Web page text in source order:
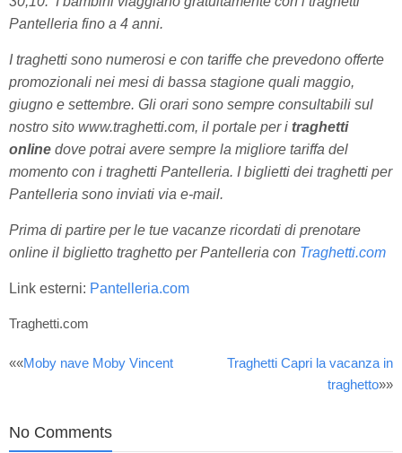
Pantelleria fino a 4 anni.
I traghetti sono numerosi e con tariffe che prevedono offerte
promozionali nei mesi di bassa stagione quali maggio,
giugno e settembre. Gli orari sono sempre consultabili sul
nostro sito www.traghetti.com, il portale per i traghetti
online dove potrai avere sempre la migliore tariffa del
momento con i traghetti Pantelleria. I biglietti dei traghetti per
Pantelleria sono inviati via e-mail.
Prima di partire per le tue vacanze ricordati di prenotare
online il biglietto traghetto perPantelleria con Traghetti.com
Link esterni: Pantelleria.com
Traghetti.com
Post
««Moby nave Moby Vincent
Traghetti Capri la vacanza in
traghetto»»
No Comments